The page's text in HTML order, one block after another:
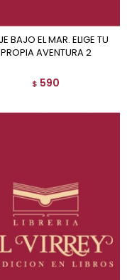
PROPIA AVENTURA 2
$ 590